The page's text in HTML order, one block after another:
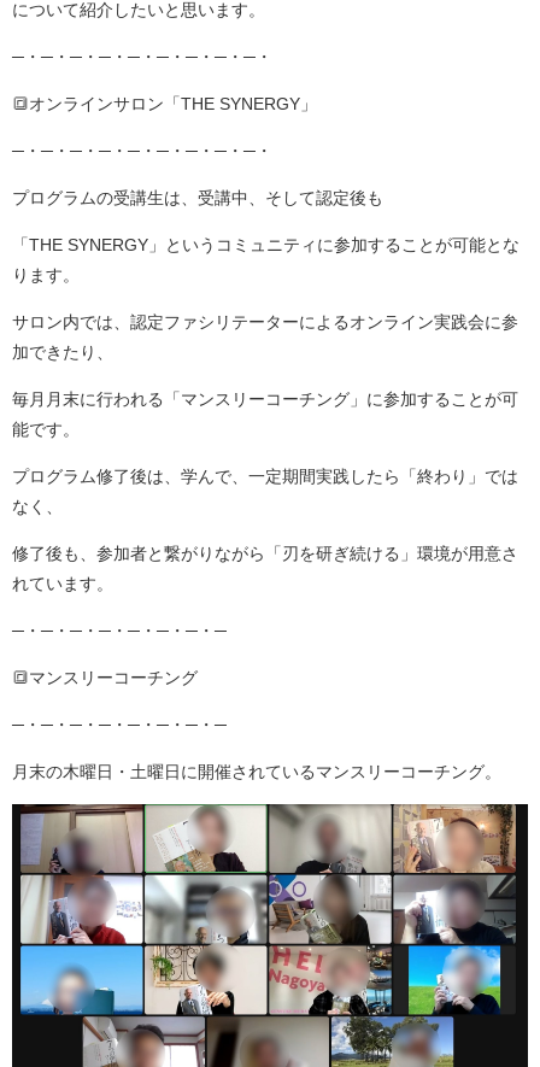
について紹介したいと思います。
─・─・─・─・─・─・─・─・─・
🔳オンラインサロン「THE SYNERGY」
─・─・─・─・─・─・─・─・─・
プログラムの受講生は、受講中、そして認定後も
「THE SYNERGY」というコミュニティに参加することが可能とな
ります。
サロン内では、認定ファシリテーターによるオンライン実践会に参
加できたり、
毎月月末に行われる「マンスリーコーチング」に参加することが可
能です。
プログラム修了後は、学んで、一定期間実践したら「終わり」では
なく、
修了後も、参加者と繋がりながら「刃を研ぎ続ける」環境が用意さ
れています。
─・─・─・─・─・─・─・─
🔳マンスリーコーチング
─・─・─・─・─・─・─・─
月末の木曜日・土曜日に開催されているマンスリーコーチング。